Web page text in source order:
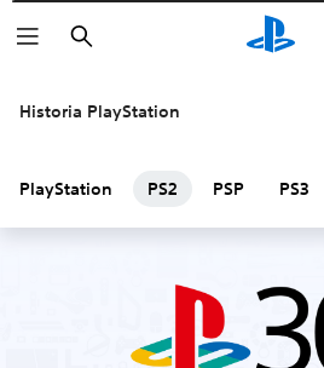
Wyszukaj
Historia PlayStation
PlayStation PS2 PSP PS3